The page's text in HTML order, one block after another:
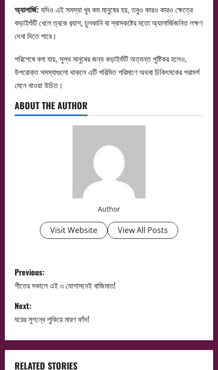
অ্যালার্জি: যদিও এই সমস্যা খুব কম মানুষের হয়, তবুও কারও কারও ক্ষেত্রে
কড়াইশুঁটি খেলে ত্বকে র‍্যাশ, চুলকানি বা শ্বাসকষ্টের মতো অ্যালার্জিজনিত লক্ষণ
দেখা দিতে পারে।
পরিশেষে বলা যায়, সুস্থ মানুষের জন্য কড়াইশুঁটি অত্যন্ত পুষ্টিকর হলেও,
উপরোক্ত সমস্যাগুলো থাকলে এটি পরিমিত পরিমাণে অথবা চিকিৎসকের পরামর্শ
মেনে খাওয়া উচিত।
ABOUT THE AUTHOR
Author
Visit Website View All Posts
P
o
s
t
n
Previous:
শীতের সকালে এই ৩ যোগাসনেই বাজিমাত!
Next:
ঘরের সুগন্ধে লুকিয়ে মারণ ফাঁদ!
RELATED STORIES